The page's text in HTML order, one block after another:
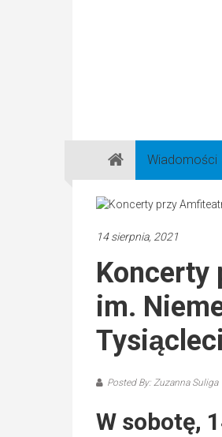
Gazeta
Regionalna
Częstochowa,
Lubliniec,
Wiadomości
14 sierpnia, 2021
Koncerty
im.
Posted By: Zuzanna Suliga
W sobotę,